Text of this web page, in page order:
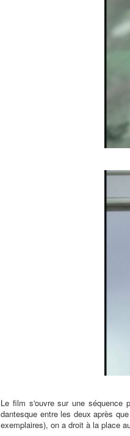
Le film s'ouvre sur une séquence
dantesque entre les deux après
exemplaires), on a droit à la place